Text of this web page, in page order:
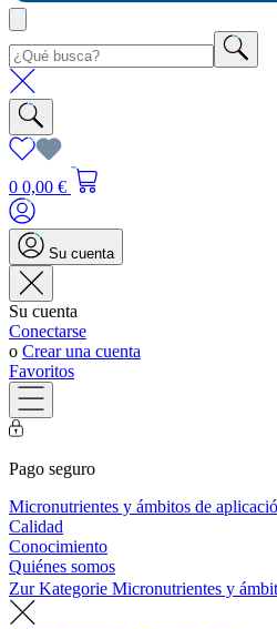
0 0,00 €
Su cuenta
Su cuenta
Conectarse
o Crear una cuenta
Favoritos
Pago seguro
Micronutrientes y ámbitos de
Calidad
Conocimiento
Quiénes somos
Zur Kategorie Micronutrientes y